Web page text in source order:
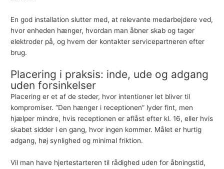
En god installation slutter med, at relevante medarbejdere ved,
hvor enheden hænger, hvordan man åbner skab og tager
elektroder på, og hvem der kontakter servicepartneren efter
brug.
Placering i praksis: inde, ude og adgang
uden forsinkelser
Placering er et af de steder, hvor intentioner let bliver til
kompromiser. “Den hænger i receptionen” lyder fint, men
hjælper mindre, hvis receptionen er aflåst efter kl. 16, eller hvis
skabet sidder i en gang, hvor ingen kommer. Målet er hurtig
adgang, høj synlighed og minimal friktion.
Vil man have hjertestarteren til rådighed uden for åbningstid,